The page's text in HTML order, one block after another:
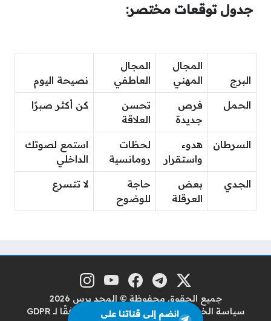
جدول توقعات مختصر:
البرج
المجال
المهني
المجال
العاطفي
نصيحة اليوم
الحمل
فرص
جديدة
تحسن
العلاقة
كن أكثر صبرًا
السرطان
هدوء
واستقرار
لحظات
رومانسية
استمع لصوتك
الداخلي
الجدي
بعض
العرقلة
حاجة
للوضوح
لا تتسرع
مواقع التواصل منصة إكس
تلغرامفيسبوكيوتيوبإنستغرام
جميع الحقوق محفوظة © المجد برس 2026
سياسة الخصوصيةسياسة حماية البيانات وفقًا لـ GDPR
انضم إلى قناتنا على